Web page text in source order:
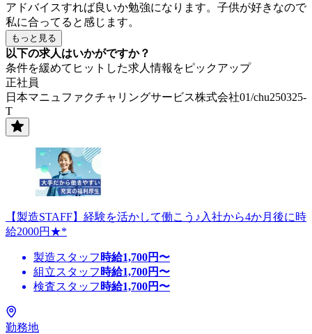
アドバイスすれば良いか勉強になります。子供が好きなので
私に合ってると感じます。
もっと見る
以下の求人はいかがですか？
条件を緩めてヒットした求人情報をピックアップ
正社員
日本マニュファクチャリングサービス株式会社01/chu250325-
T
【製造STAFF】経験を活かして働こう♪入社から4か月後に時
給2000円★*
製造スタッフ 時給1,700円〜
組立スタッフ 時給1,700円〜
検査スタッフ 時給1,700円〜
勤務地